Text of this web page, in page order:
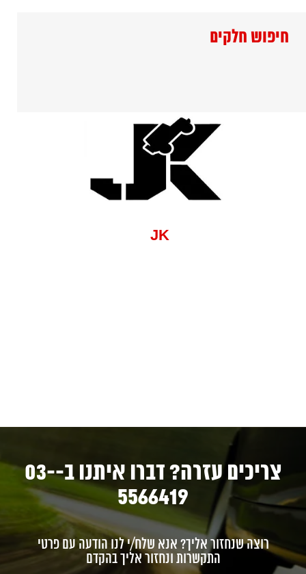
חיפוש חלקים
JK
צריכים עזרה? דברו איתנו ב-03-
5566419
רוצה שנחזור אליך? אנא שלח/י לנו הודעה עם פרטי
התקשרות ונחזור אליך בהקדם